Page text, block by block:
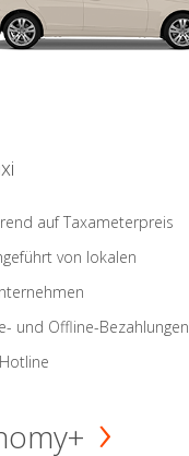
auf Taxameterpreis
von lokalen
und Offline-Bezahlungen